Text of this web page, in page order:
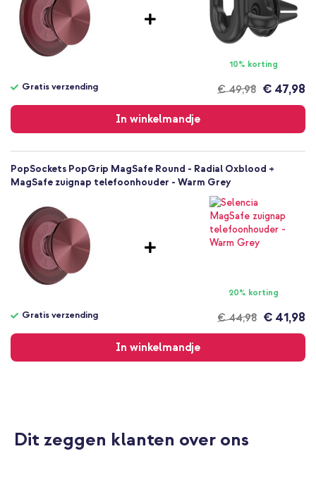
Maak jij vaak gebruik van je camera en wil je extra grip bieden aan
je smartphone of tablet? Ga dan voor de PopGrip van
PopSockets!
10% korting
€ 49,98
Gratis verzending € 47,98
In winkelmandje
verzending
PopSockets PopGrip MagSafe Round - Radial Oxblood +
MagSafe zuignap telefoonhouder - Warm Grey
20% korting
€ 44,98
Gratis verzending € 41,98
In winkelmandje
verzending
Dit zeggen klanten over ons